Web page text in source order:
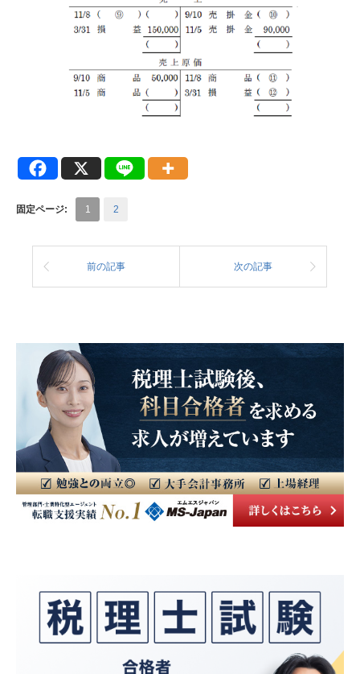
固定ページ: 1 2
前の記事 次の記事